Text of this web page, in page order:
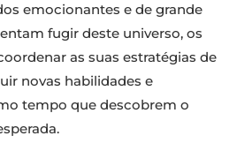
emocionantes e de grande
fugir deste universo, os
as suas estratégias de
novas habilidades e
tempo que descobrem o